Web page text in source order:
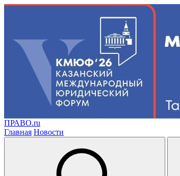
ПРАВО.ru
Главная Новости